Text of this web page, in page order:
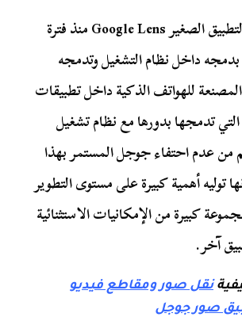
أطلقت جوجل هذا التطبيق الصغير Google Lens منذ فترة
بدمجه داخل نظام التشغيل وتدمجه
للهواتف الذكية داخل تطبيقات
التي تدمجها بدورها مع نظام تشغيل
من عدم احتفاء جوجل المستمر بهذا
توليه أهمية كبيرة على مستوى التطوير
كبيرة من الإمكانيات الاستثنائية
آخر.
نقل صور ومقاطع فيديو
صور جوجل